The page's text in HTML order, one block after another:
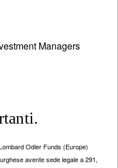
Managers
Odier Funds (Europe)
avente sede legale a 291,